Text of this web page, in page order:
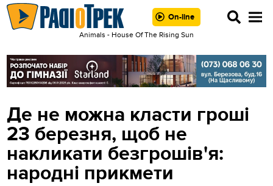
On-line
Animals - House Of The Rising Sun
Де не можна класти гроші
23 березня, щоб не
накликати безгрошів'я:
народні прикмети